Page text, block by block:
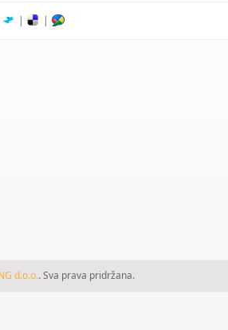
| |
d.o.o.. Sva prava pridržana.